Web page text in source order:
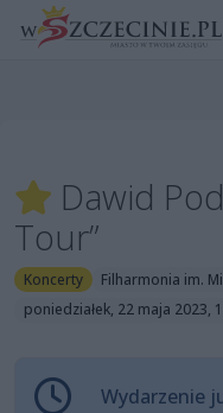
Dawid
Tour”
Koncerty
Filharmonia im.
poniedziałek, 22 maja 2023,
Wydarzenie